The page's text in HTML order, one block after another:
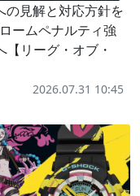
の見解と対応方針を
ームペナルティ強
リーグ・オブ・
2026.07.31 10:45